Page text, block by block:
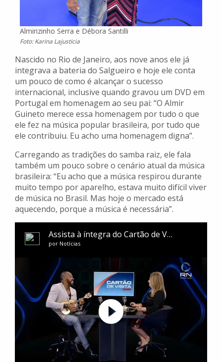
Almirizinho Serra e Débora Santilli
Foto: Karina Lajusticia
Nascido no Rio de Janeiro, aos nove anos ele já
integrava a bateria do Salgueiro e hoje ele conta
um pouco de como é alcançar o sucesso
internacional, inclusive quando gravou um DVD em
Portugal em homenagem ao seu pai: “O Almir
Guineto merece essa homenagem por tudo o que
ele fez na música popular brasileira, por tudo que
ele contribuiu. Eu acho uma homenagem digna”.
Carregando as tradições do samba raiz, ele fala
também um pouco sobre o cenário atual da música
brasileira: “Eu acho que a música respirou durante
muito tempo por aparelho, estava muito difícil viver
de música no Brasil. Mas hoje o mercado está
aquecendo, porque a música é necessária”.